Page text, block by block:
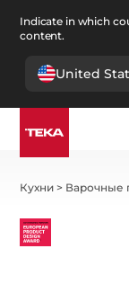
Indicate in which
content.
United
Кухни > Варочные